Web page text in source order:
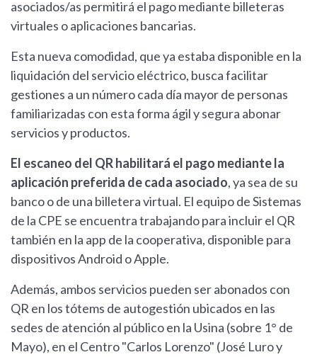
asociados/as permitirá el pago mediante billeteras
virtuales o aplicaciones bancarias.
Esta nueva comodidad, que ya estaba disponible en la
liquidación del servicio eléctrico, busca facilitar
gestiones a un número cada día mayor de personas
familiarizadas con esta forma ágil y segura abonar
servicios y productos.
El escaneo del QR habilitará el pago mediante la
aplicación preferida de cada asociado, ya sea de su
banco o de una billetera virtual. El equipo de Sistemas
de la CPE se encuentra trabajando para incluir el QR
también en la app de la cooperativa, disponible para
dispositivos Android o Apple.
Además, ambos servicios pueden ser abonados con
QR en los tótems de autogestión ubicados en las
sedes de atención al público en la Usina (sobre 1° de
Mayo), en el Centro "Carlos Lorenzo" (José Luro y